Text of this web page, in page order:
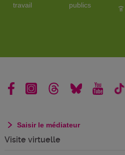
travail
publics
Saisir le médiateur
Visite virtuelle